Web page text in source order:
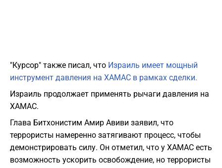
"Курсор" также писал, что Израиль имеет мощный
инструмент давления на ХАМАС в рамках сделки.
Израиль продолжает применять рычаги давления на
ХАМАС.
Глава Битхонистим Амир Авиви заявил, что
террористы намеренно затягивают процесс, чтобы
демонстрировать силу. Он отметил, что у ХАМАС есть
возможность ускорить освобождение, но террористы